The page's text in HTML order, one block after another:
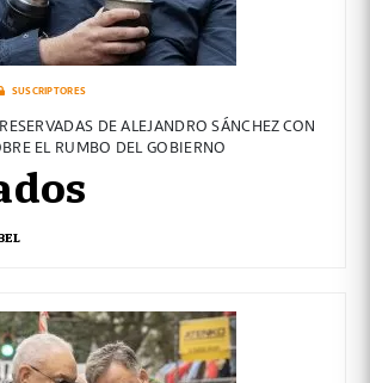
SUSCRIPTORES
DE ALEJANDRO SÁNCHEZ CON
EL RUMBO DEL GOBIERNO